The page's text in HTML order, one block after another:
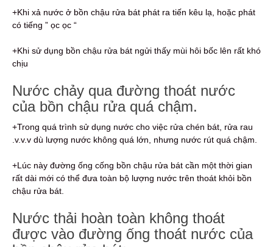
+Khi xả nước ở bồn chậu rửa bát phát ra tiến kêu lạ, hoặc phát
có tiếng ” ọc ọc “
+Khi sử dụng bồn chậu rửa bát ngửi thấy mùi hôi bốc lên rất khó
chịu
Nước chảy qua đường thoát nước
của bồn chậu rửa quá chậm.
+Trong quá trình sử dụng nước cho việc rửa chén bát, rửa rau
.v.v.v dù lượng nước không quá lớn, nhưng nước rút quá chậm.
+Lúc này đường ống cống bồn chậu rửa bát cần một thời gian
rất dài mới có thể đưa toàn bộ lượng nước trên thoát khỏi bồn
chậu rửa bát.
Nước thải hoàn toàn không thoát
được vào đường ống thoát nước của